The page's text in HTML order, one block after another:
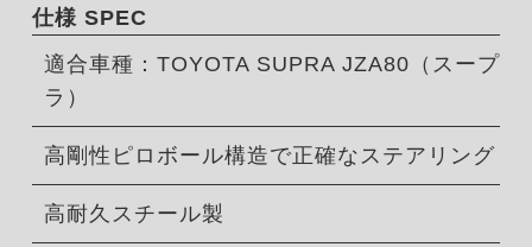
仕様 SPEC
適合車種：TOYOTA SUPRA JZA80（スープ
ラ）
高剛性ピロボール構造で正確なステアリング
高耐久スチール製